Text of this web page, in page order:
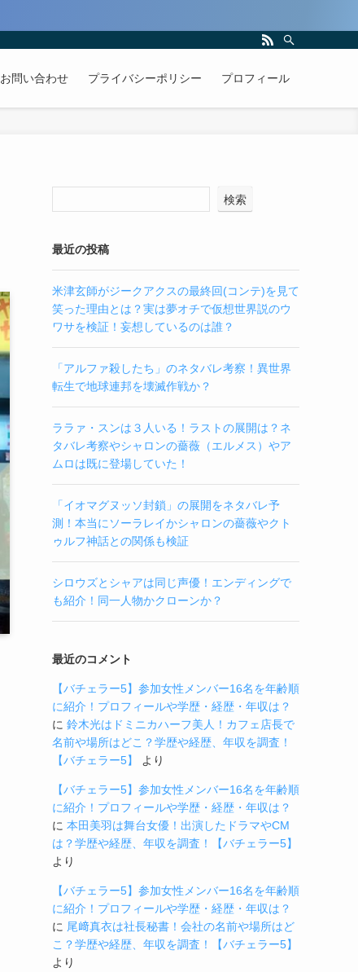
お問い合わせ プライバシーポリシー プロフィール
検索
最近の投稿
米津玄師がジークアクスの最終回(コンテ)を見て
笑った理由とは？実は夢オチで仮想世界説のウ
ワサを検証！妄想しているのは誰？
「アルファ殺したち」のネタバレ考察！異世界
転生で地球連邦を壊滅作戦か？
ララァ・スンは３人いる！ラストの展開は？ネ
タバレ考察やシャロンの薔薇（エルメス）やア
ムロは既に登場していた！
「イオマグヌッソ封鎖」の展開をネタバレ予
測！本当にソーラレイかシャロンの薔薇やクト
ゥルフ神話との関係も検証
シロウズとシャアは同じ声優！エンディングで
も紹介！同一人物かクローンか？
最近のコメント
【バチェラー5】参加女性メンバー16名を年齢順
に紹介！プロフィールや学歴・経歴・年収は？
に 鈴木光はドミニカハーフ美人！カフェ店長で
名前や場所はどこ？学歴や経歴、年収を調査！
【バチェラー5】
より
【バチェラー5】参加女性メンバー16名を年齢順
に紹介！プロフィールや学歴・経歴・年収は？
に 本田美羽は舞台女優！出演したドラマやCM
は？学歴や経歴、年収を調査！【バチェラー5】
より
【バチェラー5】参加女性メンバー16名を年齢順
に紹介！プロフィールや学歴・経歴・年収は？
に 尾﨑真衣は社長秘書！会社の名前や場所はど
こ？学歴や経歴、年収を調査！【バチェラー5】
より